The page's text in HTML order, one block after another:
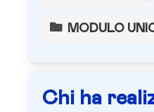
MODULO
Chi ha